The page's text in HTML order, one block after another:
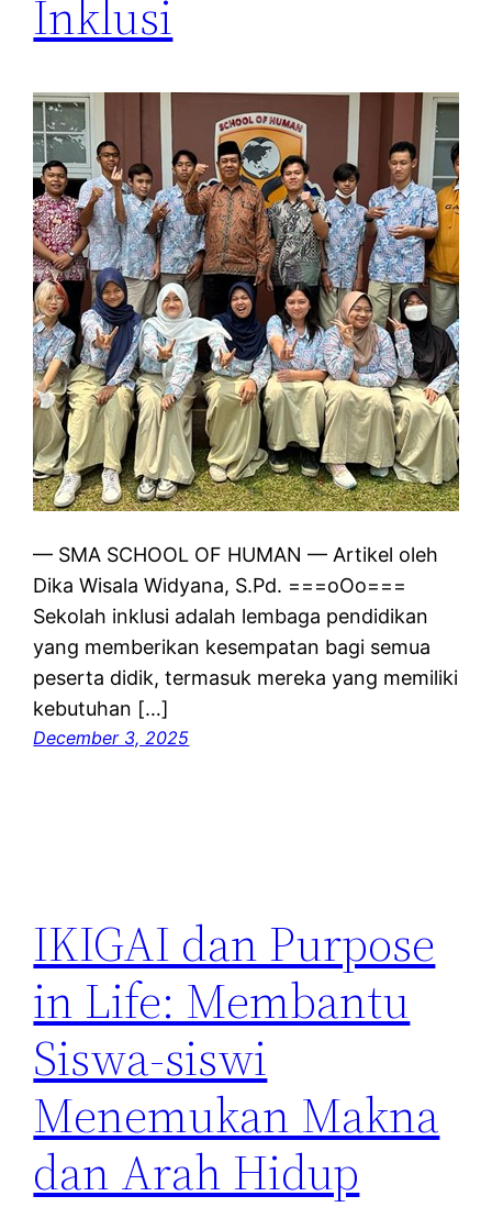
Inklusi
— SMA SCHOOL OF HUMAN — Artikel oleh
Dika Wisala Widyana, S.Pd. ===oOo===
Sekolah inklusi adalah lembaga pendidikan
yang memberikan kesempatan bagi semua
peserta didik, termasuk mereka yang memiliki
kebutuhan […]
December 3, 2025
IKIGAI dan Purpose
in Life: Membantu
Siswa-siswi
Menemukan Makna
dan Arah Hidup